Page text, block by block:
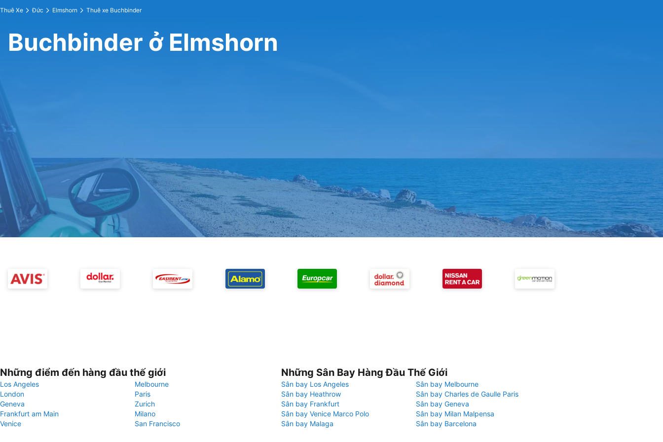
Thuê Xe Đức Elmshorn Thuê xe Buchbinder
Buchbinder ở Elmshorn
Những điểm đến hàng đầu thế giới
Los Angeles
Melbourne
London
Paris
Geneva
Zurich
Frankfurt am Main
Milano
Venice
San Francisco
Những Sân Bay Hàng Đầu Thế Giới
Sân bay Los Angeles
Sân bay Melbourne
Sân bay Heathrow
Sân bay Charles de Gaulle Paris
Sân bay Frankfurt
Sân bay Geneva
Sân bay Venice Marco Polo
Sân bay Milan Malpensa
Sân bay Malaga
Sân bay Barcelona